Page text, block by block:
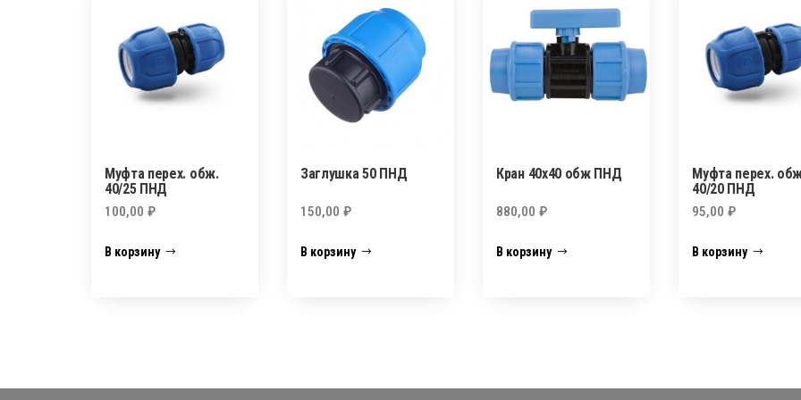
Муфта перех. обж.
40/25 ПНД
100,00 ₽
В корзину
Заглушка 50 ПНД
150,00₽
В корзину
Кран 40х40 обж ПНД
880,00₽
В корзину
Муфта перех.
40/20 ПНД
95,00₽
В корзину